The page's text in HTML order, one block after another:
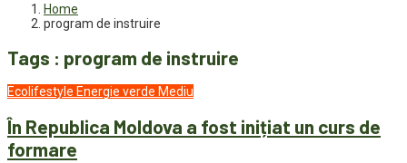
Home
program de instruire
Tags : program de instruire
Ecolifestyle Energie verde Mediu
În Republica Moldova a fost inițiat un curs de
formare